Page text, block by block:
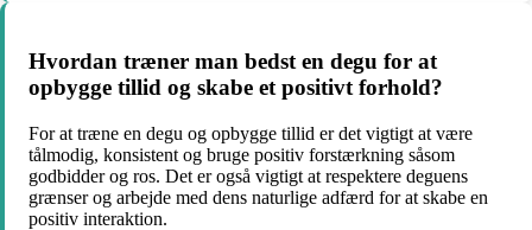
Hvordan træner man bedst en degu for at
opbygge tillid og skabe et positivt forhold?
For at træne en degu og opbygge tillid er det vigtigt at være
tålmodig, konsistent og bruge positiv forstærkning såsom
godbidder og ros. Det er også vigtigt at respektere deguens
grænser og arbejde med dens naturlige adfærd for at skabe en
positiv interaktion.